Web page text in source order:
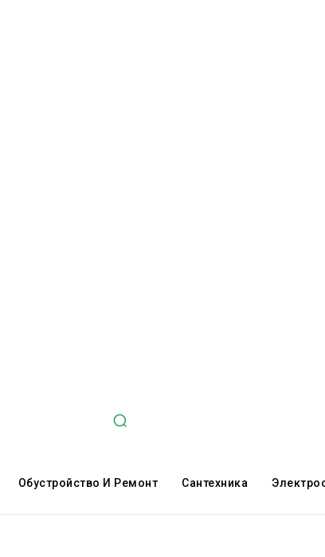
Обустройство И Ремонт Сантехника